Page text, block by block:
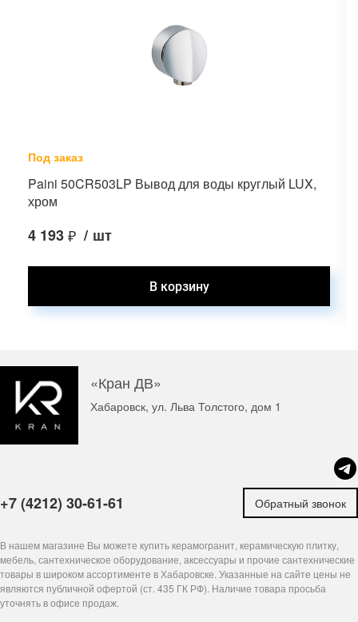
Под заказ
Paini 50CR503LP Вывод для воды круглый LUX,
хром
4 193₽ / шт
«Кран ДВ»
Хабаровск, ул. Льва Толстого, дом 1
+7 (4212) 30-61-61 Обратный звонок
В нашем магазине Вы можете купить керамогранит, керамическую плитку,
мебель, сантехническое оборудование, аксессуары и прочие сантехнические
товары в широком ассортименте в Хабаровске. Указанные на сайте цены не
являются публичной офертой (ст. 435 ГК РФ). Наличие товара просьба
уточнять в офисе продаж.